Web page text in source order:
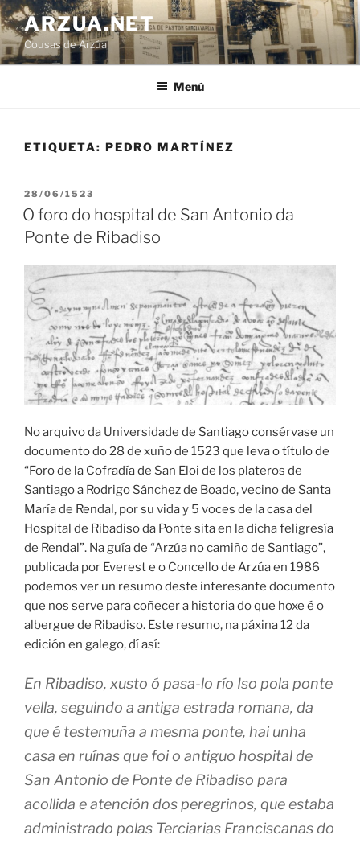
Ir
o
contido
ARZUA.NET
Cousas de Arzúa
Menú
ETIQUETA: PEDRO MARTÍNEZ
PUBLICADO
EN
28/06/1523
O foro do hospital de San Antonio da
Ponte de Ribadiso
No arquivo da Universidade de Santiago consérvase un
documento do 28 de xuño de 1523 que leva o título de
“Foro de la Cofradía de San Eloi de los plateros de
Santiago a Rodrigo Sánchez de Boado, vecino de Santa
María de Rendal, por su vida y 5 voces de la casa del
Hospital de Ribadiso da Ponte sita en la dicha feligresía
de Rendal”. Na guía de “Arzúa no camiño de Santiago”,
publicada por Everest e o Concello de Arzúa en 1986
podemos ver un resumo deste interesante documento
que nos serve para coñecer a historia do que hoxe é o
albergue de Ribadiso. Este resumo, na páxina 12 da
edición en galego, dí así:
En Ribadiso, xusto ó pasa-lo río Iso pola ponte
vella, seguindo a antiga estrada romana, da
que é testemuña a mesma ponte, hai unha
casa en ruínas que foi o antiguo hospital de
San Antonio de Ponte de Ribadiso para
acollida e atención dos peregrinos, que estaba
administrado polas Terciarias Franciscanas do